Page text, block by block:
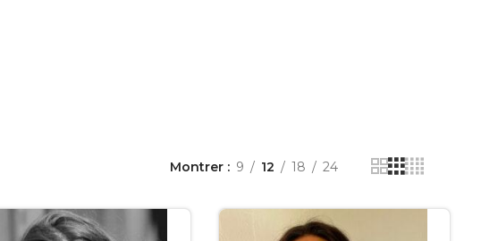
Montrer 9 12 18 24